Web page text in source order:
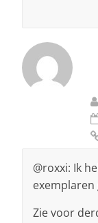
@roxxi: Ik
exemplaren
Zie voor